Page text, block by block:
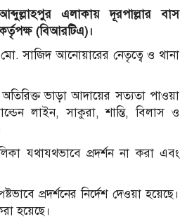
এলাকায় দূরপাল্লার বাস
(বিআরটিএ)।
সাজিদ আনোয়ারের নেতৃত্বে ও থানা
ভাড়া আদায়ের সত্যতা পাওয়া
লাইন, সাকুরা, শান্তি, বিলাস ও
যথাযথভাবে প্রদর্শন না করা এবং
প্রদর্শনের নির্দেশ দেওয়া হয়েছে।
হয়েছে।